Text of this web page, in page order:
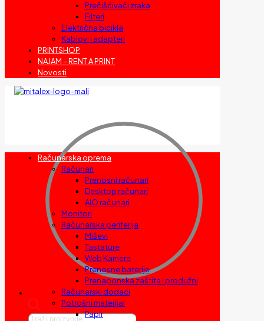
Prečišćivači zraka
Filteri
Električna bicikla
Kablovi i adapteri
PRINTSHOP
NAJAM – RENT A PRINT
Novosti
Products
Računarska oprema
Računari
Prenosni računari
Desktop računari
AIO računari
Monitori
Računarska periferija
Miševi
Tastature
Web Kamere
Prenosne baterije
Prenaponska zaštita i produžni
Računarski dodaci
Potrošni materijal
Papir